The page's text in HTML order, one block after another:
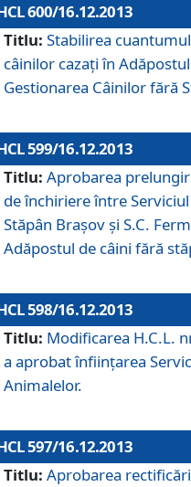
600/16.12.2013
Titlu: Stabilirea
câinilor cazaţi în
Gestionarea Câinilor fără
599/16.12.2013
Titlu: Aprobarea
de închiriere între
Stăpân Braşov şi S.C.
Adăpostul de câini fără
598/16.12.2013
Titlu: Modificarea H.C.L.
a aprobat înfiinţarea
Animalelor.
597/16.12.2013
Titlu: Aprobarea